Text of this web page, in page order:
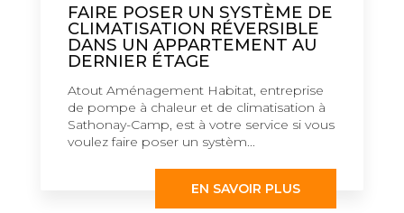
FAIRE POSER UN SYSTÈME DE
CLIMATISATION RÉVERSIBLE
DANS UN APPARTEMENT AU
DERNIER ÉTAGE
Atout Aménagement Habitat, entreprise
de pompe à chaleur et de climatisation à
Sathonay-Camp, est à votre service si vous
voulez faire poser un systèm...
EN SAVOIR PLUS